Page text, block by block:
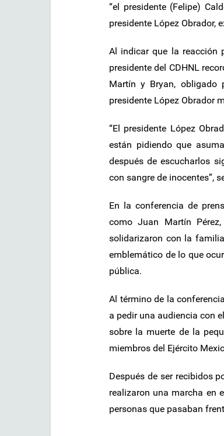
“el presidente (Felipe)
presidente López Obrador,
Al indicar que la reacción
presidente del CDHNL
Martín y Bryan, obligado
presidente López Obrador
“El presidente López
están pidiendo que
después de escucharlos
con sangre de inocentes”,
En la conferencia de
como Juan Martín
solidarizaron con la
emblemático de lo que
pública.
Al término de la
a pedir una audiencia con
sobre la muerte de la
miembros del Ejército
Después de ser recibidos
realizaron una marcha en
personas que pasaban